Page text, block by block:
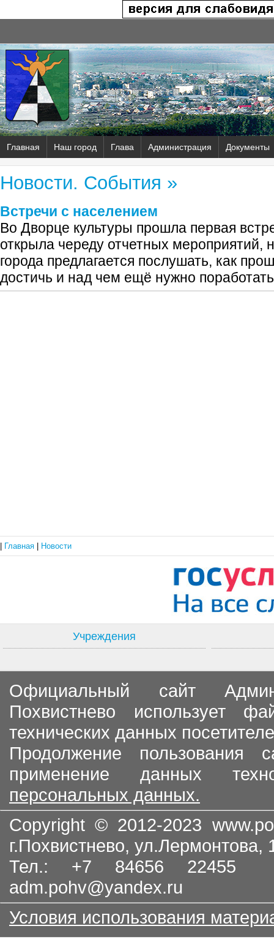
Главная Наш город Глава Администрация Документы
Новости. События »
Встречи с населением
Во Дворце культуры прошла первая
открыла череду отчетных мероприятий,
города предлагается послушать, как
достичь и над чем ещё нужно
Главная Новости
Учреждения
Официальный сайт
Похвистнево использует
технических данных
Продолжение пользования
применение данных
персональных данных.
Copyright © 2012-2023
г.Похвистнево, ул.Лермонтова,
Тел.: +7 84656
adm.pohv@yandex.ru
Условия использования